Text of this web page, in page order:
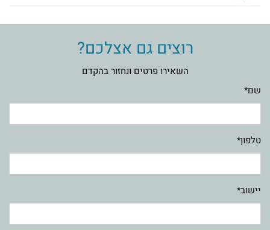
רוצים גם אצלכם?
השאירו פרטים ונחזור בהקדם
שם*
טלפון*
יישוב*